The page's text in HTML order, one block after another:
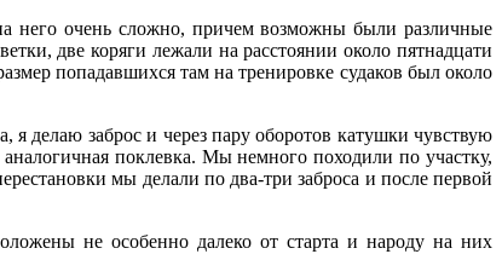
него очень сложно, причем возможны были различные
две коряги лежали на расстоянии около пятнадцати
попадавшихся там на тренировке судаков был около
делаю заброс и через пару оборотов катушки чувствую
поклевка. Мы немного походили по участку,
мы делали по два-три заброса и после первой
не особенно далеко от старта и народу на них